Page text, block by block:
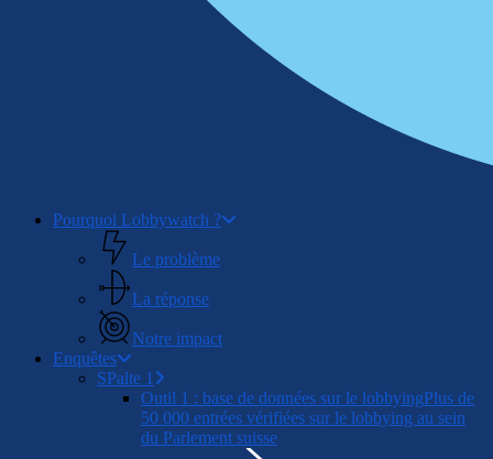
Menu Pourquoi Lobbywatch ?
Le problème
La réponse
Notre impact
Enquêtes
SPalte 1
Outil 1 : base de données sur le lobbyingPlus de
50 000 entrées vérifiées sur le lobbying au sein
du Parlement suisse